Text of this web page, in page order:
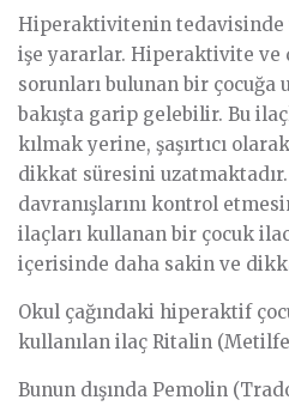
Hiperaktivitenin tedavisinde
işe yararlar. Hiperaktivite
sorunları bulunan bir
bakışta garip gelebilir. Bu
kılmak yerine, şaşırtıcı
dikkat süresini
davranışlarını kontrol
ilaçları kullanan bir çocuk
içerisinde daha sakin ve
Okul çağındaki hiperaktif
kullanılan ilaç Ritalin
Bunun dışında Pemolin